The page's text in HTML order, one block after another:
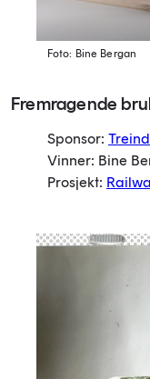
Foto: Bine Bergan
Fremragende
Sponsor:
Vinner: Bine
Prosjekt: